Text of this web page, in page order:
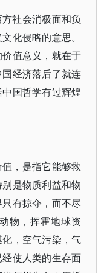
社会消极面和负
化侵略的意思。
值意义，就在于
经济落后了就连
国哲学有过辉煌
，是指它能够救
是物质利益和物
有掠夺，而不尽
物，挥霍地球资
，空气污染，气
使人类的生存面